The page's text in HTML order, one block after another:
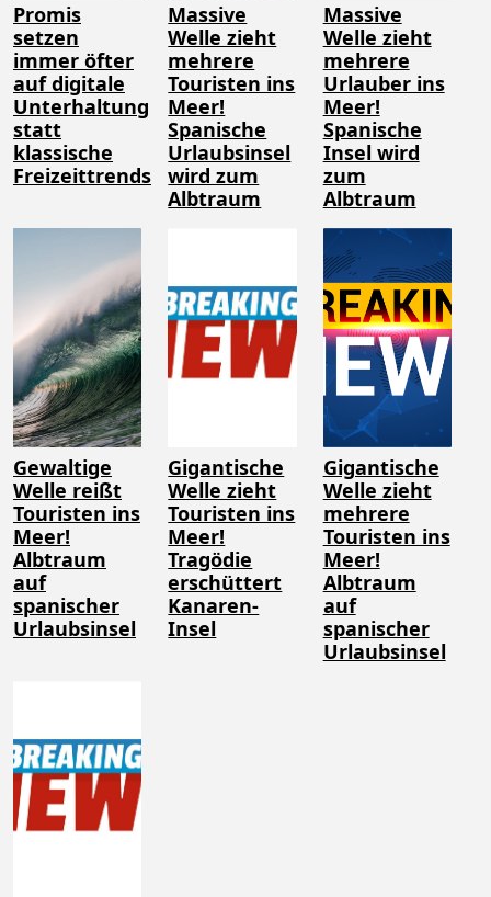
Promis
setzen
immer öfter
auf digitale
Unterhaltung
statt
klassische
Freizeittrends
Massive
Welle zieht
mehrere
Touristen ins
Meer!
Spanische
Urlaubsinsel
wird zum
Albtraum
Massive
Welle zieht
mehrere
Urlauber ins
Meer!
Spanische
Insel wird
zum
Albtraum
Gewaltige
Welle reißt
Touristen ins
Meer!
Albtraum
auf
spanischer
Urlaubsinsel
Gigantische
Welle zieht
Touristen ins
Meer!
Tragödie
erschüttert
Kanaren-
Insel
Gigantische
Welle zieht
mehrere
Touristen ins
Meer!
Albtraum
auf
spanischer
Urlaubsinsel